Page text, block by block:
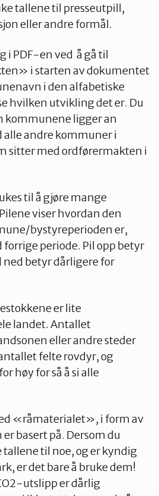
tallene til presseutpill,
eller andre formål.
i PDF-en ved å gå til
i starten av dokumentet
i den alfabetiske
hvilken utvikling det er. Du
kommunene ligger an
andre kommuner i
sitter med ordførermakten i
til å gjøre mange
viser hvordan den
bystyreperioden er,
periode. Pil opp betyr
betyr dårligere for
er lite
landet. Antallet
eller andre steder
felte rovdyr, og
høy for så å si alle
«råmaterialet», i form av
basert på. Dersom du
tallene til noe, og er kyndig
er det bare å bruke dem!
utslipp er dårlig